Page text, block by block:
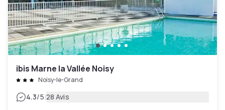
ibis Marne la Vallée Noisy
Noisy-le-Grand
4.3/5|28 Avis